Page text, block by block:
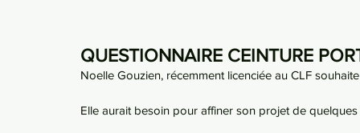
QUESTIONNAIRE CEINTURE
Noelle Gouzien, récemment licenciée au CLF
Elle aurait besoin pour affiner son projet de